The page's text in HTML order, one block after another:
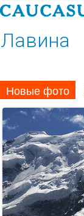
Лавина
Новые фото